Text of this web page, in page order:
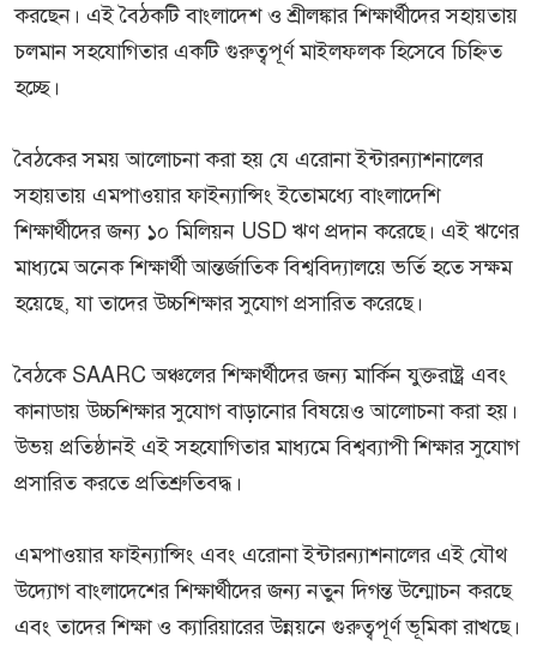
করছেন। এই বৈঠকটি বাংলাদেশ ও শ্রীলঙ্কার শিক্ষার্থীদের সহায়তায়
চলমান সহযোগিতার একটি গুরুত্বপূর্ণ মাইলফলক হিসেবে চিহ্নিত
হচ্ছে।
বৈঠকের সময় আলোচনা করা হয় যে এরোনা ইন্টারন্যাশনালের
সহায়তায় এমপাওয়ার ফাইন্যান্সিং ইতোমধ্যে বাংলাদেশি
শিক্ষার্থীদের জন্য ১০ মিলিয়ন USD ঋণ প্রদান করেছে। এই ঋণের
মাধ্যমে অনেক শিক্ষার্থী আন্তর্জাতিক বিশ্ববিদ্যালয়ে ভর্তি হতে সক্ষম
হয়েছে, যা তাদের উচ্চশিক্ষার সুযোগ প্রসারিত করেছে।
বৈঠকে SAARC অঞ্চলের শিক্ষার্থীদের জন্য মার্কিন যুক্তরাষ্ট্র এবং
কানাডায় উচ্চশিক্ষার সুযোগ বাড়ানোর বিষয়েও আলোচনা করা হয়।
উভয় প্রতিষ্ঠানই এই সহযোগিতার মাধ্যমে বিশ্বব্যাপী শিক্ষার সুযোগ
প্রসারিত করতে প্রতিশ্রুতিবদ্ধ।
এমপাওয়ার ফাইন্যান্সিং এবং এরোনা ইন্টারন্যাশনালের এই যৌথ
উদ্যোগ বাংলাদেশের শিক্ষার্থীদের জন্য নতুন দিগন্ত উন্মোচন করছে
এবং তাদের শিক্ষা ও ক্যারিয়ারের উন্নয়নে গুরুত্বপূর্ণ ভূমিকা রাখছে।